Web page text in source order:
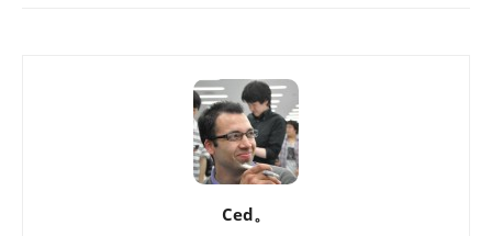
Ced。